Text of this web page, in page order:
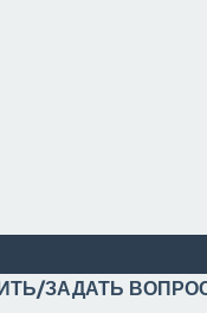
ЗАДАТЬ ВОПРОС,